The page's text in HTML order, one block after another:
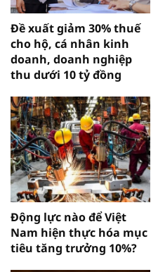
Đề xuất giảm 30% thuế
cho hộ, cá nhân kinh
doanh, doanh nghiệp
thu dưới 10 tỷ đồng
Động lực nào để Việt
Nam hiện thực hóa mục
tiêu tăng trưởng 10%?